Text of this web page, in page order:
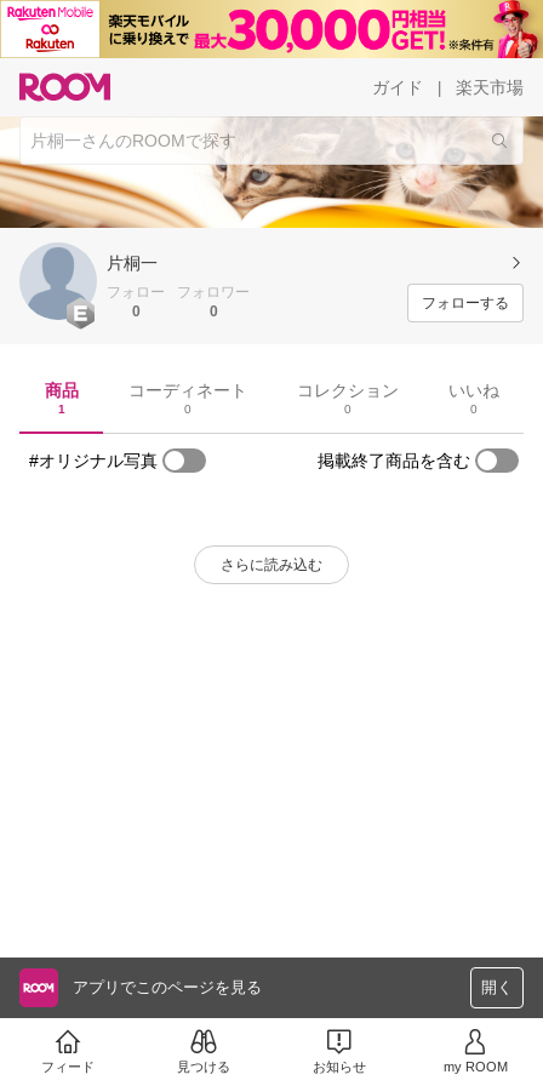
ガイド 楽天市場
片桐一
フォロー
0
フォロワー
0
フォローする
商品
1
コーディネート
0
コレクション
0
いいね
0
#オリジナル写真 掲載終了商品を含む
さらに読み込む
アプリでこのページを見る 開く
フィード 見つける お知らせ my ROOM